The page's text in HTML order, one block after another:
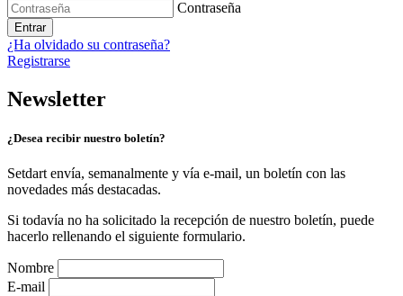
Contraseña
Entrar
¿Ha olvidado su contraseña?
Registrarse
Newsletter
¿Desea recibir nuestro boletín?
Setdart envía, semanalmente y vía e-mail, un boletín con las
novedades más destacadas.
Si todavía no ha solicitado la recepción de nuestro boletín, puede
hacerlo rellenando el siguiente formulario.
Nombre
E-mail